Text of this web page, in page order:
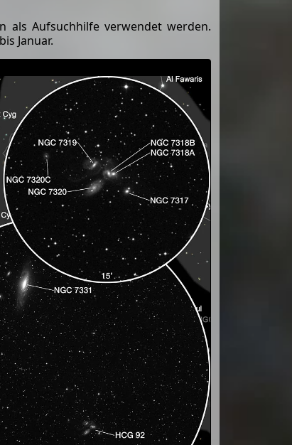
als Aufsuchhilfe verwendet werden.
Januar.